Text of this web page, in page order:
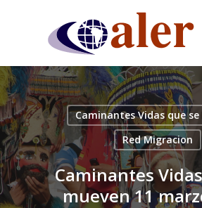
content
Caminantes Vidas que se
Red Migracion
Caminantes
mueven 11